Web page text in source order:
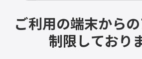
ご利用の端末から
制限しており